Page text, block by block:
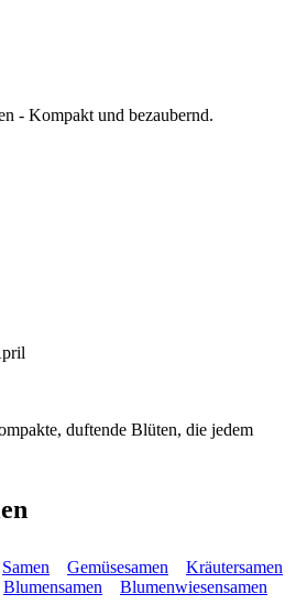
- Kompakt und bezaubernd.
duftende Blüten, die jedem
Samen Gemüsesamen
Kräutersamen
Blumensamen
Blumenwiesensamen